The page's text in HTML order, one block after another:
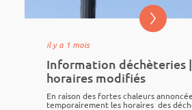
Information déchèteries
horaires modifiés
il y a 1 mois
En raison des fortes chaleurs
tempo­rai­re­ment les horaires des déchet­te­ries de